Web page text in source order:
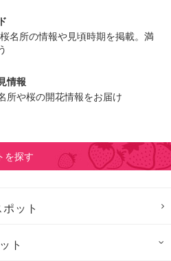
名所の情報や見頃時期を掲載。満
情報
所や桜の開花情報をお届け
を探す
ット
ト